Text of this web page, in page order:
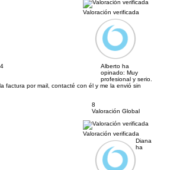
Valoración verificada
Alberto ha
opinado: Muy
profesional y serio.
factura por mail, contacté con él y me la envió sin
8
Valoración Global
Valoración verificada
Diana
ha